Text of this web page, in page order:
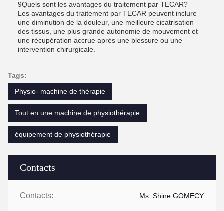
Contacts
Contacts: Ms. Shine GOMECY
9Quels sont les avantages du traitement par TECAR?
Les avantages du traitement par TECAR peuvent inclure
une diminution de la douleur, une meilleure cicatrisation
des tissus, une plus grande autonomie de mouvement et
une récupération accrue après une blessure ou une
intervention chirurgicale.
Tags:
Physio- machine de thérapie
Tout en une machine de physiothérapie
équipement de physiothérapie